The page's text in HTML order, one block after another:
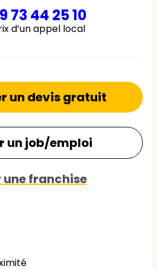
73 44 25 10
d’un appel local
un devis gratuit
un job/emploi
une franchise